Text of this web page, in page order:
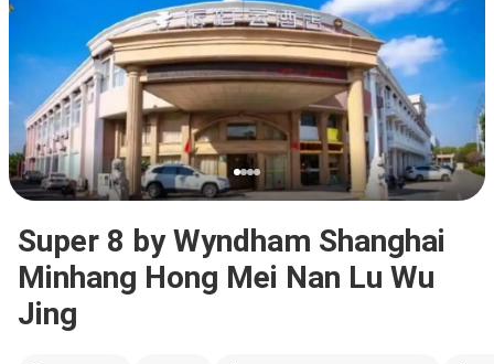
Super 8 by Wyndham Shanghai
Minhang Hong Mei Nan Lu Wu
Jing